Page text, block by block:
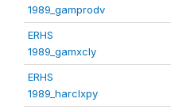
1989_gamprodv
ERHS
1989_gamxcly
ERHS
1989_harclxpy